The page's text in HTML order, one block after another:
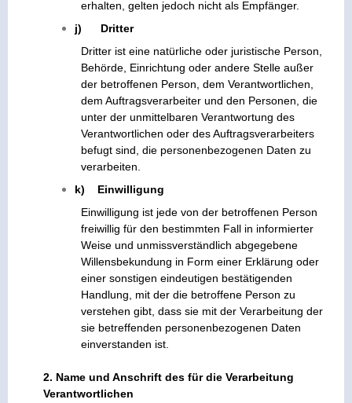
erhalten, gelten jedoch nicht als Empfänger.
j) Dritter
Dritter ist eine natürliche oder juristische Person,
Behörde, Einrichtung oder andere Stelle außer
der betroffenen Person, dem Verantwortlichen,
dem Auftragsverarbeiter und den Personen, die
unter der unmittelbaren Verantwortung des
Verantwortlichen oder des Auftragsverarbeiters
befugt sind, die personenbezogenen Daten zu
verarbeiten.
k) Einwilligung
Einwilligung ist jede von der betroffenen Person
freiwillig für den bestimmten Fall in informierter
Weise und unmissverständlich abgegebene
Willensbekundung in Form einer Erklärung oder
einer sonstigen eindeutigen bestätigenden
Handlung, mit der die betroffene Person zu
verstehen gibt, dass sie mit der Verarbeitung der
sie betreffenden personenbezogenen Daten
einverstanden ist.
2. Name und Anschrift des für die Verarbeitung
Verantwortlichen